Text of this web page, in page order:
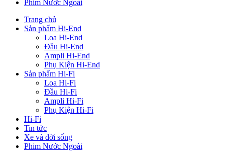
Phim Nước Ngoài
Trang chủ
Sản phẩm Hi-End
Loa Hi-End
Đầu Hi-End
Ampli Hi-End
Phụ Kiện Hi-End
Sản phẩm Hi-Fi
Loa Hi-Fi
Đầu Hi-Fi
Ampli Hi-Fi
Phụ Kiện Hi-Fi
Hi-Fi
Tin tức
Xe và đời sống
Phim Nước Ngoài